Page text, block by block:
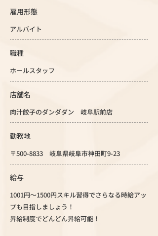
雇用形態
アルバイト
職種
ホールスタッフ
店舗名
肉汁餃子のダンダダン 岐阜駅前店
勤務地
〒500-8833 岐阜県岐阜市神田町9-23
給与
1001円～1500円スキル習得でさらなる時給アッ
プも目指しましょう！
昇給制度でどんどん昇給可能！